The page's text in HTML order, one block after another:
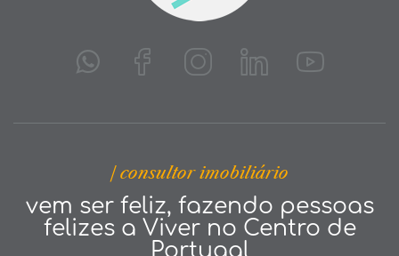
| consultor imobiliário
vem ser feliz, fazendo pessoas
felizes a Viver no Centro de